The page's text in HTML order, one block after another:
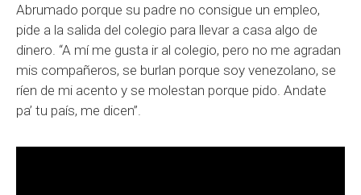
Abrumado porque su padre no consigue un empleo,
pide a la salida del colegio para llevar a casa algo de
dinero. “A mí me gusta ir al colegio, pero no me agradan
mis compañeros, se burlan porque soy venezolano, se
ríen de mi acento y se molestan porque pido. Andate
pa’ tu país, me dicen”.